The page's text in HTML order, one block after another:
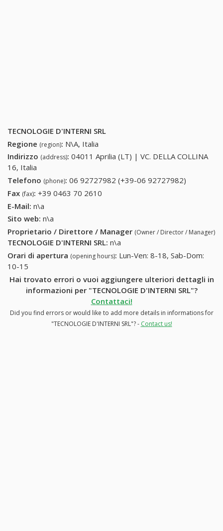
TECNOLOGIE D'INTERNI SRL
Regione (region): N\A, Italia
Indirizzo (address): 04011 Aprilia (LT) | VC. DELLA COLLINA
16, Italia
Telefono (phone): 06 92727982 (+39-06 92727982)
Fax (fax): +39 0463 70 2610
E-Mail: n\a
Sito web: n\a
Proprietario / Direttore / Manager (Owner / Director / Manager)
TECNOLOGIE D'INTERNI SRL: n\a
Orari di apertura (opening hours): Lun-Ven: 8-18, Sab-Dom:
10-15
Hai trovato errori o vuoi aggiungere ulteriori dettagli in
informazioni per "TECNOLOGIE D'INTERNI SRL"?
Contattaci!
Did you find errors or would like to add more details in informations for
"TECNOLOGIE D'INTERNI SRL"? - Contact us!